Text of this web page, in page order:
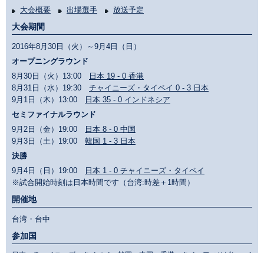
大会概要 出場選手 放送予定
大会期間
2016年8月30日（火）～9月4日（日）
オープニングラウンド
8月30日（火）13:00
日本 19 - 0 香港
8月31日（水）19:30 チャイニーズ・タイペイ 0 - 3 日本
9月1日（木）13:00
日本 35 - 0 インドネシア
セミファイナルラウンド
9月2日（金）19:00
日本 8 - 0 中国
9月3日（土）19:00 韓国 1 - 3 日本
決勝
9月4日（日）19:00
日本 1 - 0 チャイニーズ・タイペイ
※試合開始時刻は日本時間です（台湾:時差＋1時間）
開催地
台湾・台中
参加国